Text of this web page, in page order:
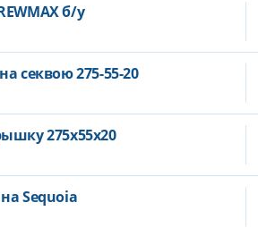
б/у
секвою 275-55-20
275х55х20
Sequoia